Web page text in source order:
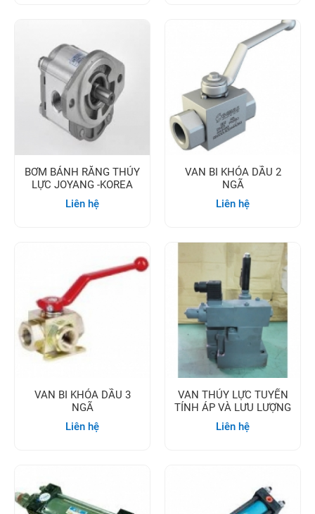
BƠM BÁNH RĂNG THỦY
LỰC JOYANG -KOREA
Liên hệ
VAN BI KHÓA DẦU 2
NGÃ
Liên hệ
VAN BI KHÓA DẦU 3
NGÃ
Liên hệ
VAN THỦY LỰC TUYẾN
TÍNH ÁP VÀ LƯU LƯỢNG
Liên hệ